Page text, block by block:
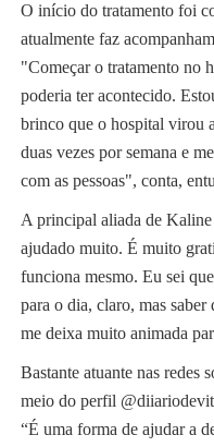
O início do tratamento foi
atualmente faz
"Começar o tratamento no
poderia ter acontecido.
brinco que o hospital virou
duas vezes por semana e
com as pessoas", conta,
A principal aliada de
ajudado muito. É muito
funciona mesmo. Eu sei
para o dia, claro, mas saber
me deixa muito animada
Bastante atuante nas redes
meio do perfil
“É uma forma de ajudar a